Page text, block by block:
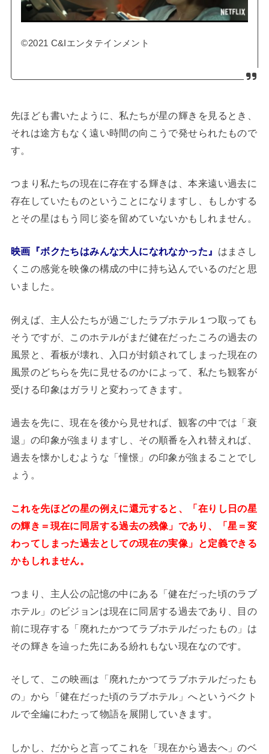
©2021 C&Iエンタテインメント
先ほども書いたように、私たちが星の輝きを見るとき、
それは途方もなく遠い時間の向こうで発せられたもので
す。
つまり私たちの現在に存在する輝きは、本来遠い過去に
存在していたものということになりますし、もしかする
とその星はもう同じ姿を留めていないかもしれません。
映画『ボクたちはみんな大人になれなかった』 はまさし
くこの感覚を映像の構成の中に持ち込んでいるのだと思
いました。
例えば、主人公たちが過ごしたラブホテル１つ取っても
そうですが、このホテルがまだ健在だったころの過去の
風景と、看板が壊れ、入口が封鎖されてしまった現在の
風景のどちらを先に見せるのかによって、私たち観客が
受ける印象はガラリと変わってきます。
過去を先に、現在を後から見せれば、観客の中では「衰
退」の印象が強まりますし、その順番を入れ替えれば、
過去を懐かしむような「憧憬」の印象が強まることでし
ょう。
これを先ほどの星の例えに還元すると、「在りし日の星
の輝き＝現在に同居する過去の残像」であり、「星＝変
わってしまった過去としての現在の実像」と定義できる
かもしれません。
つまり、主人公の記憶の中にある「健在だった頃のラブ
ホテル」のビジョンは現在に同居する過去であり、目の
前に現存する「廃れたかつてラブホテルだったもの」は
その輝きを辿った先にある紛れもない現在なのです。
そして、この映画は「廃れたかつてラブホテルだったも
の」から「健在だった頃のラブホテル」へというベクト
ルで全編にわたって物語を展開していきます。
しかし、だからと言ってこれを「現在から過去へ」のベ